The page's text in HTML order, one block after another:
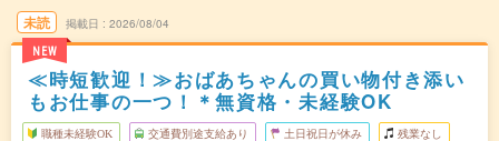
未読
NEW
掲載日 2026/08/04
≪時短歓迎！≫おばあちゃんの買い物付き添い
もお仕事の一つ！＊無資格・未経験OK
職種未経験OK 交通費別途支給あり 土日祝日が休み 残業なし